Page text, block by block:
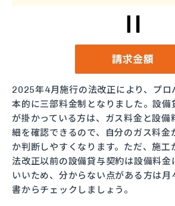
2025年4月施行の法改正により、プロ
本的に三部料金制となりました。設備
が掛かっている方は、ガス料金と設備
細を確認できるので、自分のガス料金
か判断しやすくなります。ただ、施工
法改正以前の設備貸与契約は設備料金
いいため、分からない点がある方は月
書からチェックしましょう。